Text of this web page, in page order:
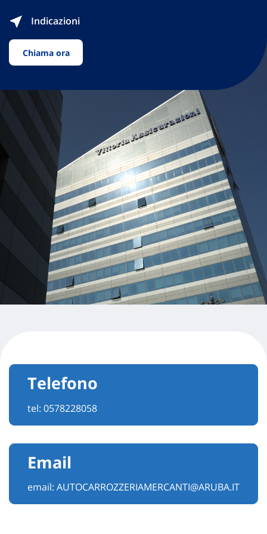
Indicazioni
Chiama ora
Telefono
tel: 0578228058
Email
email: AUTOCARROZZERIAMERCANTI@ARUBA.IT